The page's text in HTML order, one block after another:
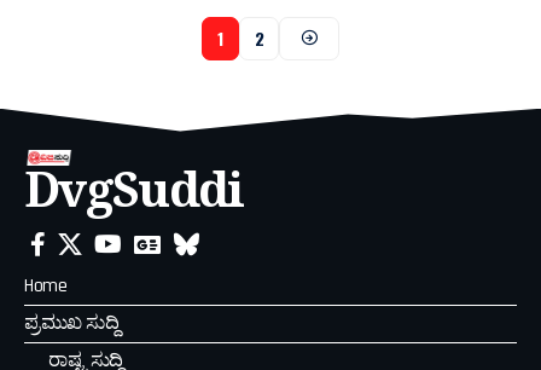
1 2
DvgSuddi
Home
ಪ್ರಮುಖ ಸುದ್ದಿ
ರಾಷ್ಟ್ರ ಸುದ್ದಿ